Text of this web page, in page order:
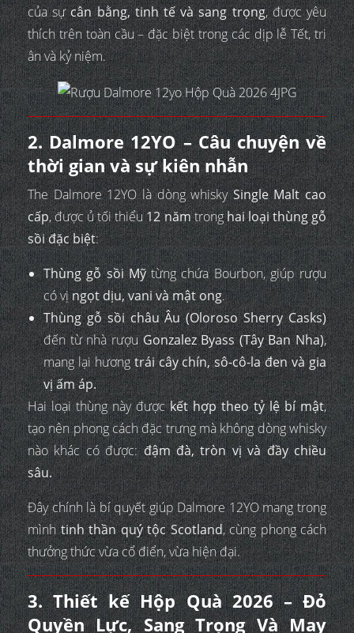
của sựcân bằng, tinh tế và sang trọng, được yêu
thích trên toàn cầu – đặc biệt trong các dịp lễ Tết, tri
ân và kỷ niệm.
2. Dalmore 12YO – Câu chuyện về
thời gian và sự kiên nhẫn
The Dalmore 12YO là dòng whiskySingle Malt cao
cấp, được ủ tối thiểu12 nămtronghai loại thùng gỗ
sồi đặc biệt:
Thùng gỗ sồi Mỹtừng chứa Bourbon, giúp rượu
có vịngọt dịu, vani và mật ong.
Thùng gỗ sồi châu Âu (Oloroso Sherry Casks)
đến từ nhà rượuGonzalez Byass (Tây Ban Nha),
mang lại hươngtrái cây chín, sô-cô-la đen và gia
vị ấm áp.
Hai loại thùng này đượckết hợp theo tỷ lệ bí mật,
tạo nên phong cách đặc trưng mà không dòng whisky
nào khác có được:đậm đà, tròn vị và đầy chiều
sâu.
Đây chính là bí quyết giúp Dalmore 12YO mang trong
mìnhtinh thần quý tộc Scotland, cùng phong cách
thưởng thức vừa cổ điển, vừa hiện đại.
3. Thiết kế Hộp Quà 2026 – Đỏ
Quyền Lực, Sang Trọng Và May